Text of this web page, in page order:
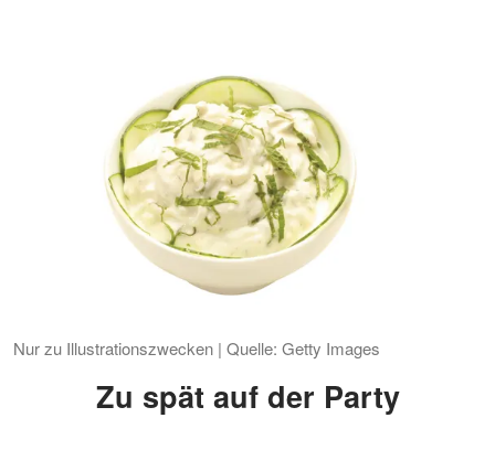
Nur zu Illustrationszwecken | Quelle: Getty Images
Zu spät auf der Party